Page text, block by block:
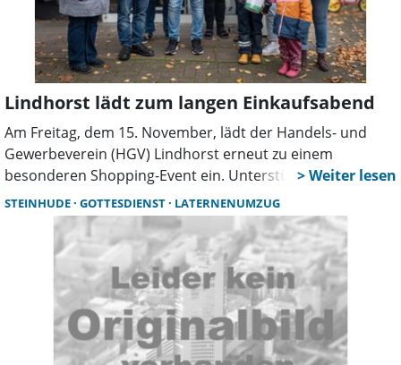
Lindhorst lädt zum langen Einkaufsabend
Am Freitag, dem 15. November, lädt der Handels- und
Gewerbeverein (HGV) Lindhorst erneut zu einem
besonderen Shopping-Event ein. Unterstützt durch die
örtlichen Kindergärten, die Feuerwehr und den
Spielmannszug Glück-Auf, erwartet die Besucher ein
buntes Programm mit einer großen Laternenparade, Live-
Musik und einer spektakulären Feuershow auf dem
Marktplatz.
STEINHUDE GOTTESDIENST LATERNENUMZUG